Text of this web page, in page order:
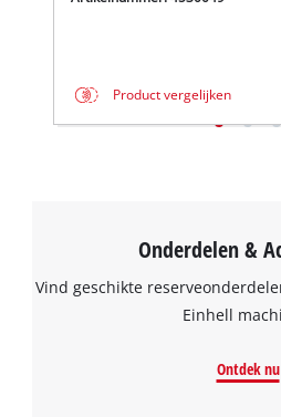
Product vergelijken
Onderdelen &
Vind geschikte
Einhell
Ontdek nu